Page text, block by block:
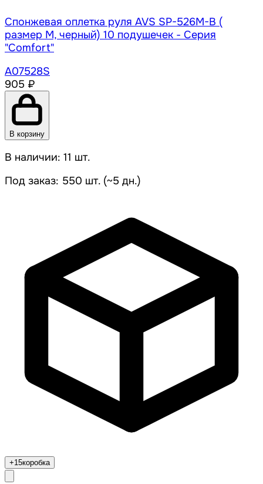
Спонжевая оплетка руля AVS SP-526M-B (
размер M, черный) 10 подушечек - Серия
"Comfort"
A07528S
905 ₽
В корзину
В наличии: 11 шт.
Под заказ: 550 шт. (~5 дн.)
+15коробка